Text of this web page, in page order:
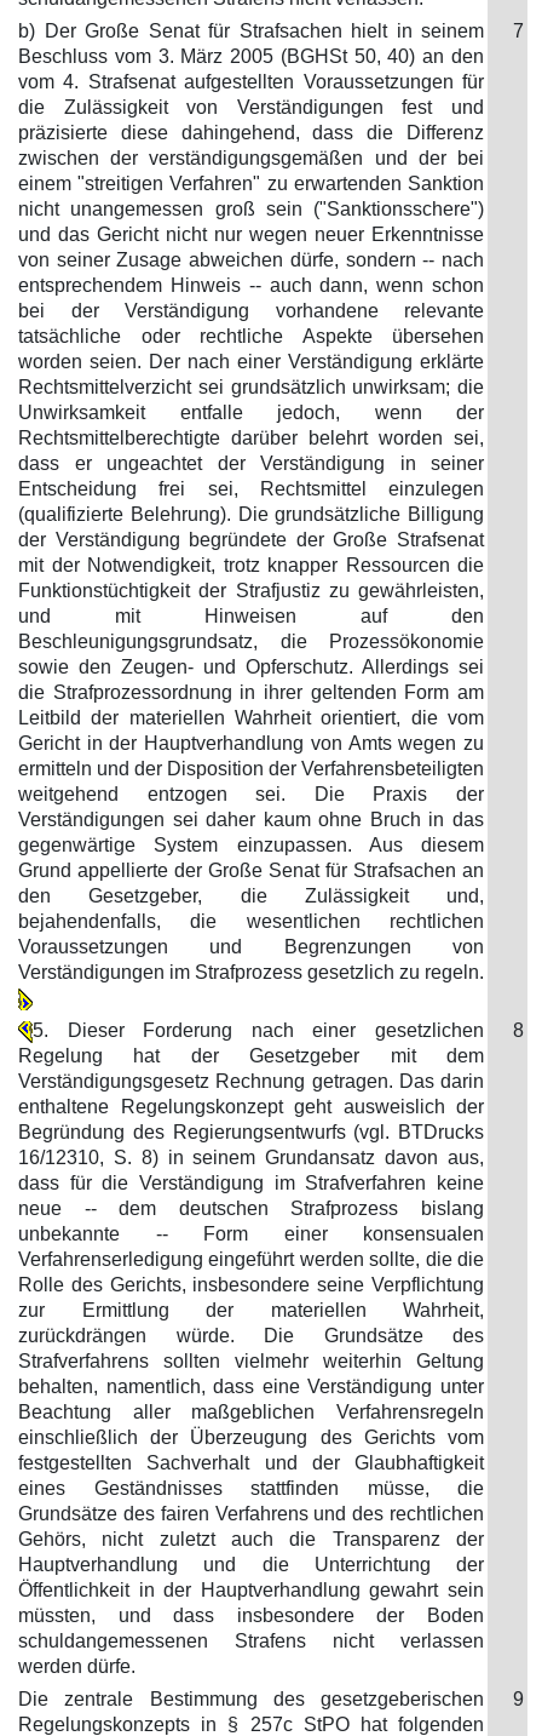
b) Der Große Senat für Strafsachen hielt in seinem
Beschluss vom 3. März 2005 (BGHSt 50, 40) an den
vom 4. Strafsenat aufgestellten Voraussetzungen für
die Zulässigkeit von Verständigungen fest und
präzisierte diese dahingehend, dass die Differenz
zwischen der verständigungsgemäßen und der bei
einem "streitigen Verfahren" zu erwartenden Sanktion
nicht unangemessen groß sein ("Sanktionsschere")
und das Gericht nicht nur wegen neuer Erkenntnisse
von seiner Zusage abweichen dürfe, sondern -- nach
entsprechendem Hinweis -- auch dann, wenn schon
bei der Verständigung vorhandene relevante
tatsächliche oder rechtliche Aspekte übersehen
worden seien. Der nach einer Verständigung erklärte
Rechtsmittelverzicht sei grundsätzlich unwirksam; die
Unwirksamkeit entfalle jedoch, wenn der
Rechtsmittelberechtigte darüber belehrt worden sei,
dass er ungeachtet der Verständigung in seiner
Entscheidung frei sei, Rechtsmittel einzulegen
(qualifizierte Belehrung). Die grundsätzliche Billigung
der Verständigung begründete der Große Strafsenat
mit der Notwendigkeit, trotz knapper Ressourcen die
Funktionstüchtigkeit der Strafjustiz zu gewährleisten,
und mit Hinweisen auf den
Beschleunigungsgrundsatz, die Prozessökonomie
sowie den Zeugen- und Opferschutz. Allerdings sei
die Strafprozessordnung in ihrer geltenden Form am
Leitbild der materiellen Wahrheit orientiert, die vom
Gericht in der Hauptverhandlung von Amts wegen zu
ermitteln und der Disposition der Verfahrensbeteiligten
weitgehend entzogen sei. Die Praxis der
Verständigungen sei daher kaum ohne Bruch in das
gegenwärtige System einzupassen. Aus diesem
Grund appellierte der Große Senat für Strafsachen an
den Gesetzgeber, die Zulässigkeit und,
bejahendenfalls, die wesentlichen rechtlichen
Voraussetzungen und Begrenzungen von
Verständigungen im Strafprozess gesetzlich zu regeln.
7
5. Dieser Forderung nach einer gesetzlichen
Regelung hat der Gesetzgeber mit dem
Verständigungsgesetz Rechnung getragen. Das darin
enthaltene Regelungskonzept geht ausweislich der
Begründung des Regierungsentwurfs (vgl. BTDrucks
16/12310, S. 8) in seinem Grundansatz davon aus,
dass für die Verständigung im Strafverfahren keine
neue -- dem deutschen Strafprozess bislang
unbekannte -- Form einer konsensualen
Verfahrenserledigung eingeführt werden sollte, die die
Rolle des Gerichts, insbesondere seine Verpflichtung
zur Ermittlung der materiellen Wahrheit,
zurückdrängen würde. Die Grundsätze des
Strafverfahrens sollten vielmehr weiterhin Geltung
behalten, namentlich, dass eine Verständigung unter
Beachtung aller maßgeblichen Verfahrensregeln
einschließlich der Überzeugung des Gerichts vom
festgestellten Sachverhalt und der Glaubhaftigkeit
eines Geständnisses stattfinden müsse, die
Grundsätze des fairen Verfahrens und des rechtlichen
Gehörs, nicht zuletzt auch die Transparenz der
Hauptverhandlung und die Unterrichtung der
Öffentlichkeit in der Hauptverhandlung gewahrt sein
müssten, und dass insbesondere der Boden
schuldangemessenen Strafens nicht verlassen
werden dürfe.
8
Die zentrale Bestimmung des gesetzgeberischen
Regelungskonzepts in § 257c StPO hat folgenden
9